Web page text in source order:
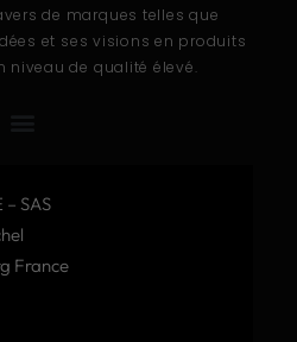
de marques telles que
et ses visions en produits
niveau de qualité élevé.
– SAS
France